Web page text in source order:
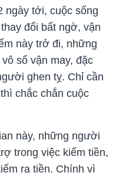
ngày tới, cuộc sống
đổi bất ngờ, vận
này trở đi, những
số vận may, đặc
ghen tỵ. Chỉ cần
chắc chắn cuộc
này, những người
trong việc kiếm tiền,
ra tiền. Chính vì